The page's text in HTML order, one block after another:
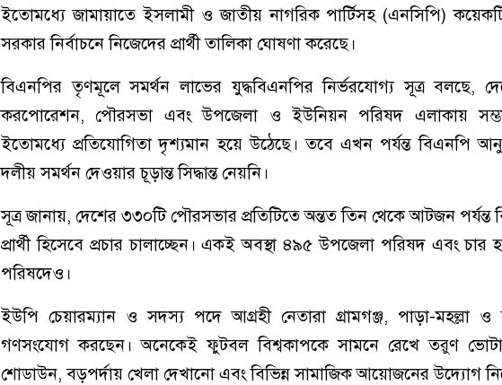
ইতোমধ্যে জামায়াতে ইসলামী ও জাতীয় নাগরিক পার্টিসহ (এনসিপি)
সরকার নির্বাচনে নিজেদের প্রার্থী তালিকা ঘোষণা করেছে।
বিএনপির তৃণমূলে সমর্থন লাভের যুদ্ধবিএনপির নির্ভরযোগ্য সূত্র বলছে,
করপোরেশন, পৌরসভা এবং উপজেলা ও ইউনিয়ন পরিষদ এলাকায় সম্ভাব্য
ইতোমধ্যে প্রতিযোগিতা দৃশ্যমান হয়ে উঠেছে। তবে এখন পর্যন্ত বিএনপি
দলীয় সমর্থন দেওয়ার চূড়ান্ত সিদ্ধান্ত নেয়নি।
সূত্র জানায়, দেশের ৩৩০টি পৌরসভার প্রতিটিতে অন্তত তিন থেকে আটজন পর্যন্ত
প্রার্থী হিসেবে প্রচার চালাচ্ছেন। একই অবস্থা ৪৯৫ উপজেলা পরিষদ এবং
পরিষদেও।
ইউপি চেয়ারম্যান ও সদস্য পদে আগ্রহী নেতারা গ্রামগঞ্জ, পাড়া-মহল্লা ও
গণসংযোগ করছেন। অনেকেই ফুটবল বিশ্বকাপকে সামনে রেখে তরুণ
শোডাউন, বড়পর্দায় খেলা দেখানো এবং বিভিন্ন সামাজিক আয়োজনের উদ্যোগ